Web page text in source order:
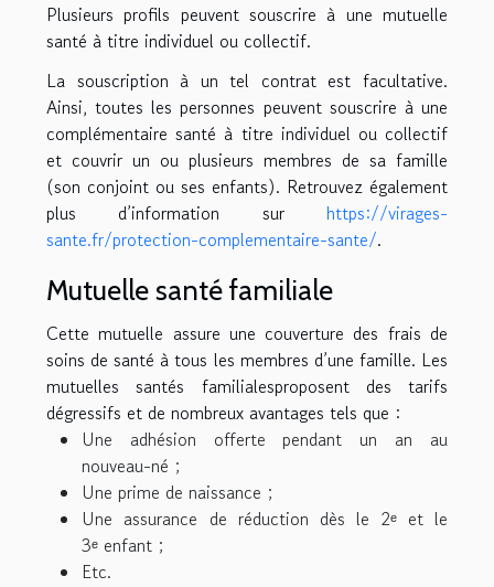
Plusieurs profils peuvent souscrire à une mutuelle
santé à titre individuel ou collectif.
La souscription à un tel contrat est facultative.
Ainsi, toutes les personnes peuvent souscrire à une
complémentaire santé à titre individuel ou collectif
et couvrir un ou plusieurs membres de sa famille
(son conjoint ou ses enfants). Retrouvez également
plus d’information sur https://virages-
sante.fr/protection-complementaire-sante/.
Mutuelle santé familiale
Cette mutuelle assure une couverture des frais de
soins de santé à tous les membres d’une famille. Les
mutuelles santés familialesproposent des tarifs
dégressifs et de nombreux avantages tels que :
Une adhésion offerte pendant un an au
nouveau-né ;
Une prime de naissance ;
Une assurance de réduction dès le 2ᵉ et le
3ᵉ enfant ;
Etc.